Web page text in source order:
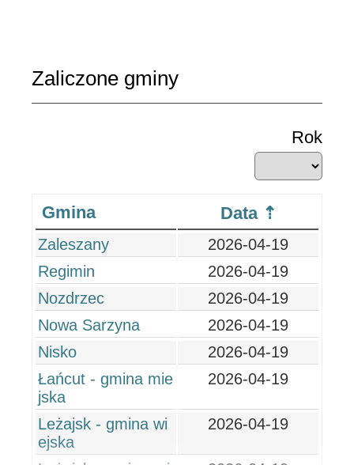
Zaliczone gminy
Rok
Gmina Data
Zaleszany
2026-04-19
Regimin
2026-04-19
Nozdrzec
2026-04-19
Nowa Sarzyna
2026-04-19
Nisko
2026-04-19
Łańcut - gmina mie
jska
2026-04-19
Leżajsk - gmina wi
ejska
2026-04-19